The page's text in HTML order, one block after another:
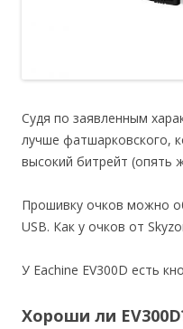
Судя по заявленным
лучше фатшарковского,
высокий битрейт (опять
Прошивку очков можно
USB. Как у очков от
У Eachine EV300D есть
Хороши ли